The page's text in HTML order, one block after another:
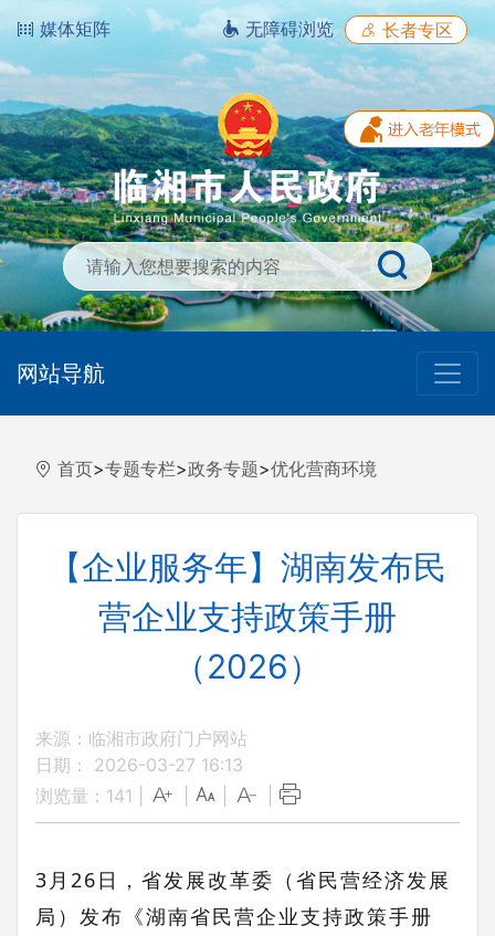
媒体矩阵 无障碍浏览 长者专区
网站导航
首页>专题专栏>政务专题>优化营商环境
【企业服务年】湖南发布民
营企业支持政策手册
（2026）
来源：临湘市政府门户网站
日期： 2026-03-27 16:13
浏览量： 141
3月26日， 省发展改革委（省民营经济发展
局）发布 《湖南省民营企业支持政策手册